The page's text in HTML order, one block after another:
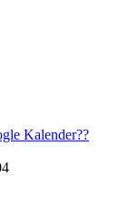
Kalender??